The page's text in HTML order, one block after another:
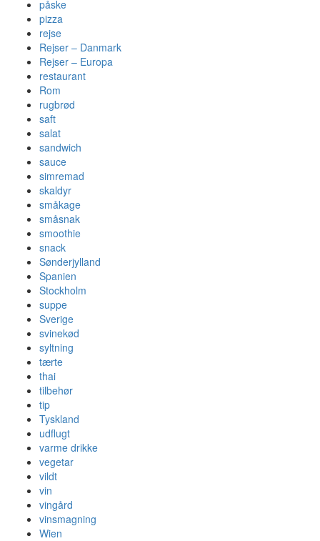
påske
pizza
rejse
Rejser – Danmark
Rejser – Europa
restaurant
Rom
rugbrød
saft
salat
sandwich
sauce
simremad
skaldyr
småkage
småsnak
smoothie
snack
Sønderjylland
Spanien
Stockholm
suppe
Sverige
svinekød
syltning
tærte
thai
tilbehør
tip
Tyskland
udflugt
varme drikke
vegetar
vildt
vin
vingård
vinsmagning
Wien